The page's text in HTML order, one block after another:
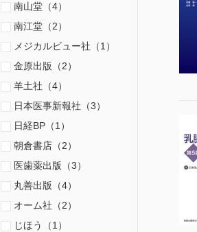
南山堂（4）
南江堂（2）
メジカルビュー社（1）
金原出版（2）
羊土社（4）
日本医事新報社（3）
日経BP（1）
朝倉書店（2）
医歯薬出版（3）
丸善出版（4）
オーム社（2）
じほう（1）